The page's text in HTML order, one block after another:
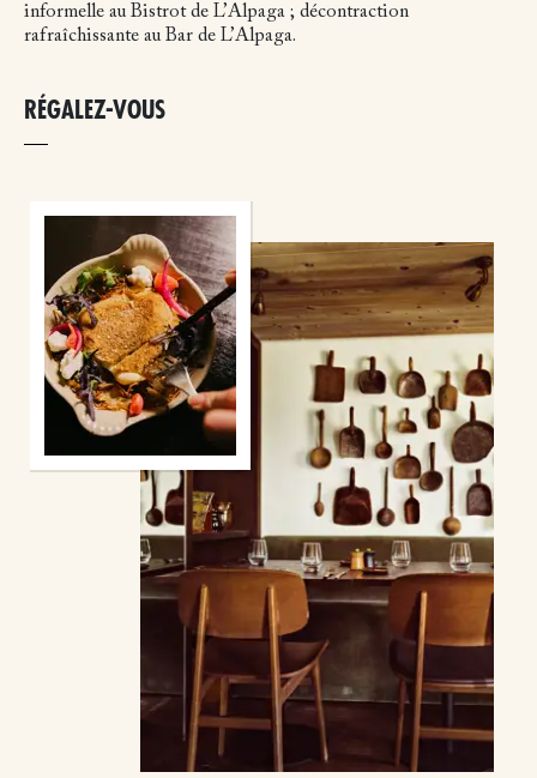
informelle au Bistrot de L’Alpaga ; décontraction
rafraîchissante au Bar de L’Alpaga.
RÉGALEZ-VOUS